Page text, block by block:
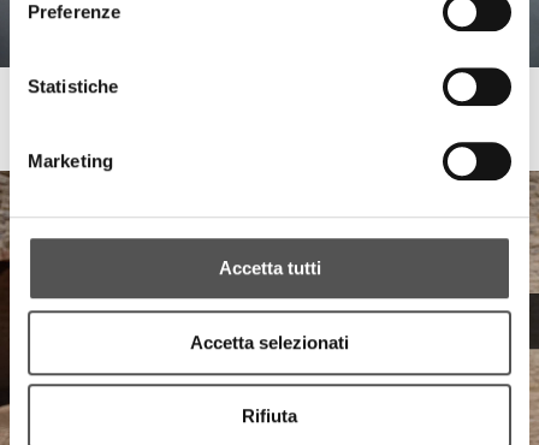
Preferenze
Statistiche
Marketing
Accetta tutti
Accetta selezionati
Rifiuta